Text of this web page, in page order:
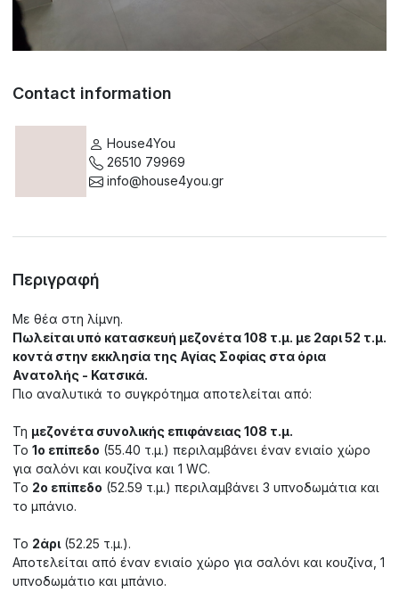
Contact information
House4You
26510 79969
info@house4you.gr
Περιγραφή
Με θέα στη λίμνη.
Πωλείται υπό κατασκευή μεζονέτα 108 τ.μ. με 2αρι 52 τ.μ.
κοντά στην εκκλησία της Αγίας Σοφίας στα όρια
Ανατολής - Κατσικά.
Πιο αναλυτικά το συγκρότημα αποτελείται από:
Τη μεζονέτα συνολικής επιφάνειας 108 τ.μ.
Το 1ο επίπεδο (55.40 τ.μ.) περιλαμβάνει έναν ενιαίο χώρο
για σαλόνι και κουζίνα και 1 WC.
To 2ο επίπεδο (52.59 τ.μ.) περιλαμβάνει 3 υπνοδωμάτια και
το μπάνιο.
Το 2άρι (52.25 τ.μ.).
Αποτελείται από έναν ενιαίο χώρο για σαλόνι και κουζίνα, 1
υπνοδωμάτιο και μπάνιο.